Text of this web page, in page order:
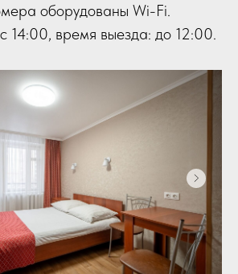
оборудованы Wi-Fi.
14:00, время выезда: до 12:00.